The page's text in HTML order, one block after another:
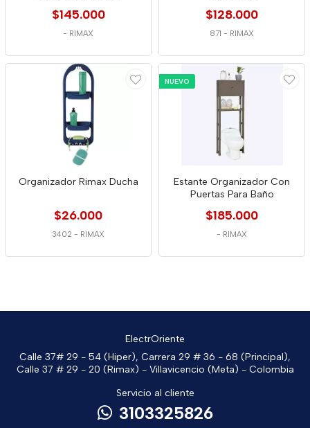
$145.000
- RIMAX
$128.000
871 - RIMAX
Organizador Rimax Ducha
$26.000
3402 - RIMAX
NUEVO
Estante Organizador Con
Puertas Para Baño
$185.000
- RIMAX
ElectrOriente
Calle 37# 29 - 54 (Hiper), Carrera 29 # 36 - 68 (Principal),
Calle 37 # 29 - 20 (Rimax) - Villavicencio (Meta) - Colombia
Servicio al cliente
3103325826